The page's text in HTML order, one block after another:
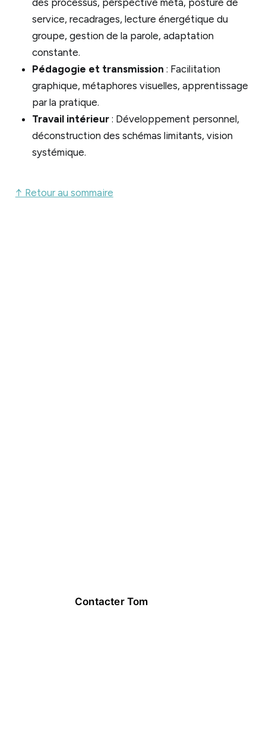
service, recadrages, lecture énergétique du
groupe, gestion de la parole, adaptation
constante.
Pédagogie et transmission : Facilitation
graphique, métaphores visuelles, apprentissage
par la pratique.
Travail intérieur: Développement personnel,
déconstruction des schémas limitants, vision
systémique.
Contacter Tom
↑ Retour au sommaire